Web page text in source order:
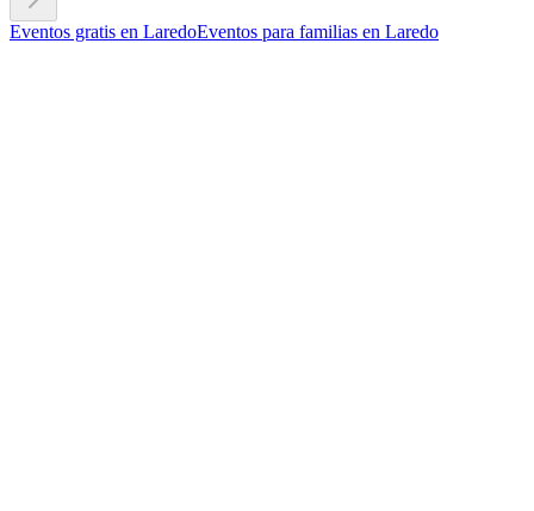
Eventos gratis en LaredoEventos para familias en Laredo